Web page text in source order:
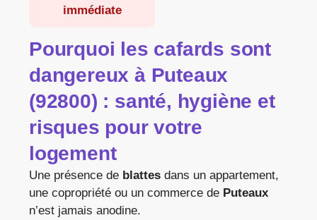
immédiate
Pourquoi les cafards sont
dangereux à Puteaux
(92800) : santé, hygiène et
risques pour votre
logement
Une présence de blattes dans un appartement,
une copropriété ou un commerce de Puteaux
n’est jamais anodine.